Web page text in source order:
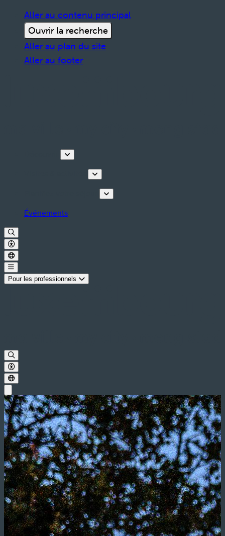
Aller au contenu principal
Ouvrir la recherche
Aller au plan du site
Aller au footer
Événements
Pour les professionnels